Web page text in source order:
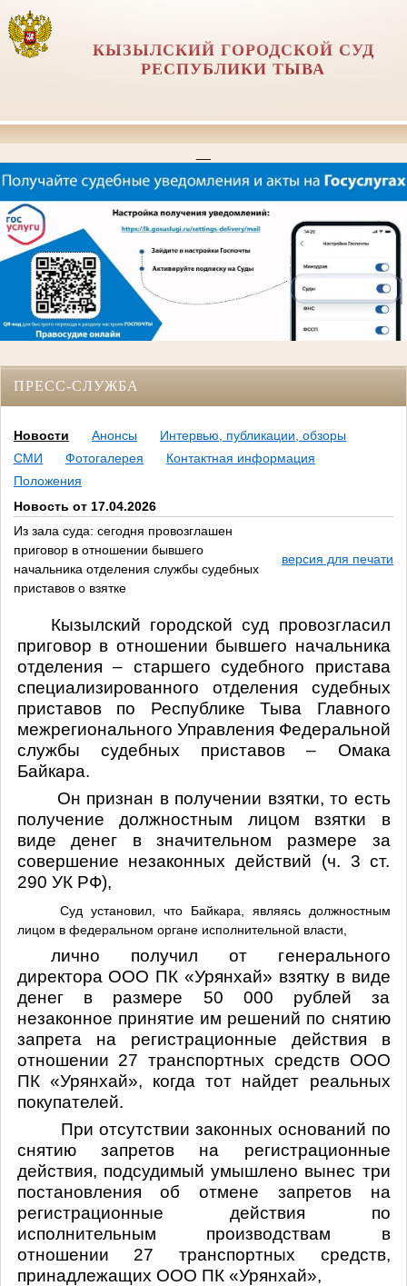
КЫЗЫЛСКИЙ ГОРОДСКОЙ СУД
РЕСПУБЛИКИ ТЫВА
ПРЕСС-СЛУЖБА
Новости Анонсы
Интервью, публикации, обзоры
СМИ
Фотогалерея
Контактная информация
Положения
Новость от 17.04.2026
Из зала суда: сегодня провозглашен
приговор в отношении бывшего
начальника отделения службы судебных
приставов о взятке
версия для печати
Кызылский городской суд провозгласил
приговор в отношении бывшего начальника
отделения – старшего судебного пристава
специализированного отделения судебных
приставов по Республике Тыва Главного
межрегионального Управления Федеральной
службы судебных приставов – Омака
Байкара.
Он признан в получении взятки, то есть
получение должностным лицом взятки в
виде денег в значительном размере за
совершение незаконных действий (ч. 3 ст.
290 УК РФ),
Суд установил, что Байкара, являясь должностным
лицом в федеральном органе исполнительной власти,
лично получил от генерального
директора ООО ПК «Урянхай» взятку в виде
денег в размере 50 000 рублей за
незаконное принятие им решений по снятию
запрета на регистрационные действия в
отношении 27 транспортных средств ООО
ПК «Урянхай», когда тот найдет реальных
покупателей.
При отсутствии законных оснований по
снятию запретов на регистрационные
действия, подсудимый умышлено вынес три
постановления об отмене запретов на
регистрационные действия по
исполнительным производствам в
отношении 27 транспортных средств,
принадлежащих ООО ПК «Урянхай»,